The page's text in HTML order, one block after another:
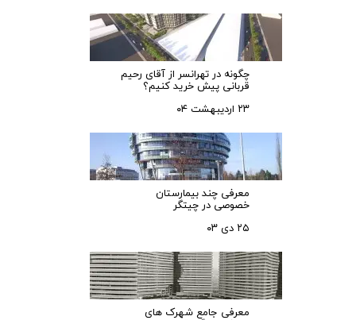
چگونه در تهرانسر از آقای رحیم
قربانی پیش خرید کنیم؟
۲۳ اردیبهشت ۰۴
معرفی چند بیمارستان
خصوصی در چیتگر
۲۵ دی ۰۳
معرفی جامع شهرک‌ های